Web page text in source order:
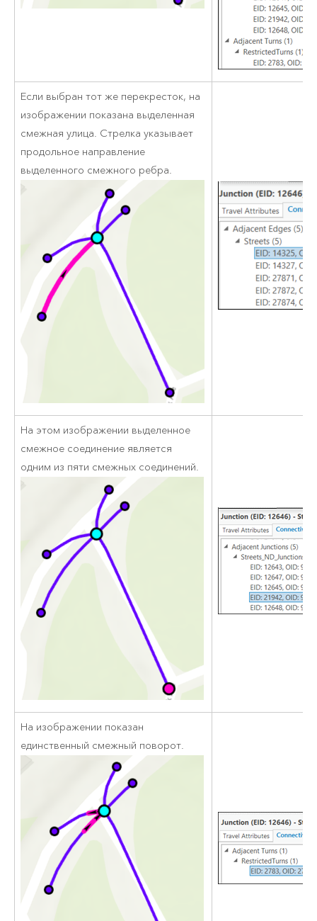
Если выбран тот же перекресток, на
изображении показана выделенная
смежная улица. Стрелка указывает
продольное направление
выделенного смежного ребра.
На этом изображении выделенное
смежное соединение является
одним из пяти смежных соединений.
На изображении показан
единственный смежный поворот.